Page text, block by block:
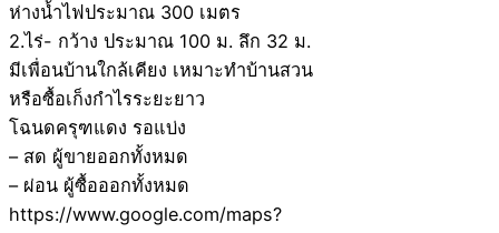
ห่างน้ำไฟประมาณ 300 เมตร
2.ไร่- กว้าง ประมาณ 100 ม. ลึก 32 ม.
มีเพื่อนบ้านใกล้เคียง เหมาะทำบ้านสวน
หรือซื้อเก็งกำไรระยะยาว
โฉนดครุฑแดง รอแบ่ง
– สด ผู้ขายออกทั้งหมด
– ผ่อน ผู้ซื้อออกทั้งหมด
https://www.google.com/maps?